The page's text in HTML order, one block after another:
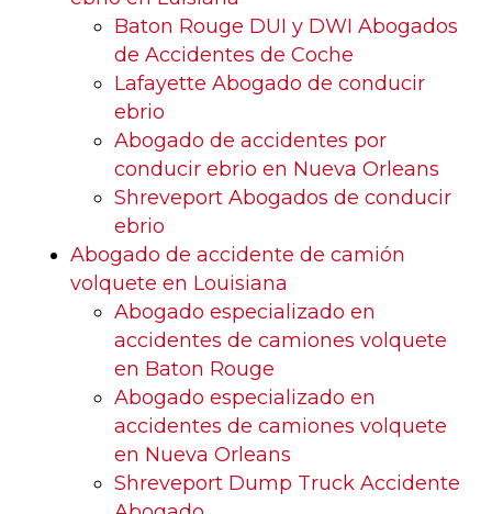
Baton Rouge DUI y DWI Abogados
de Accidentes de Coche
Lafayette Abogado de conducir
ebrio
Abogado de accidentes por
conducir ebrio en Nueva Orleans
Shreveport Abogados de conducir
ebrio
Abogado de accidente de camión
volquete en Louisiana
Abogado especializado en
accidentes de camiones volquete
en Baton Rouge
Abogado especializado en
accidentes de camiones volquete
en Nueva Orleans
Shreveport Dump Truck Accidente